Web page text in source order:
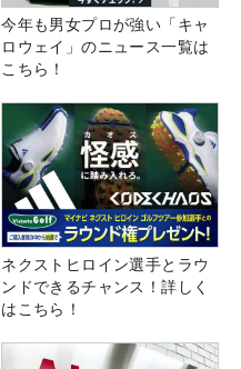
今年も男女プロが強い「キャ
ロウェイ」のニュース一覧は
こちら！
ネクストヒロイン選手とラウ
ンドできるチャンス！詳しく
はこちら！